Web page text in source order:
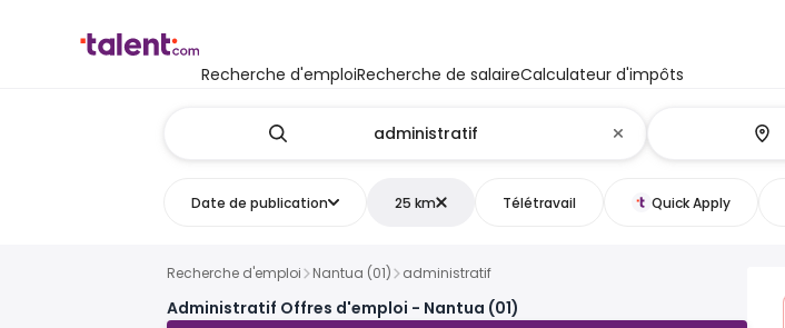
Recherche d'emploiRecherche de salaireCalculateur d'impôts
Date de publication 25 km Télétravail Quick Apply
Recherche d'emploi Nantua (01) administratif
Administratif Offres d'emploi - Nantua (01)